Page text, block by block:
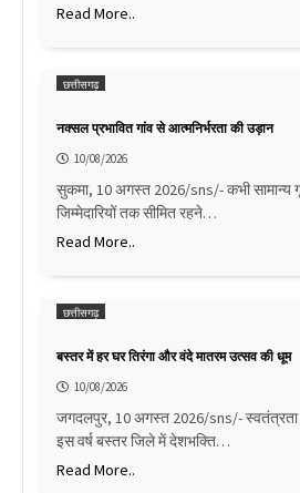
Read More..
छत्तीसगढ़
नक्सल प्रभावित गांव से आत्मनिर्भरता की उड़ान
10/08/2026
सुकमा, 10 अगस्त 2026/sns/- कभी सामान्य
जिम्मेदारियों तक सीमित रहने…
Read More..
छत्तीसगढ़
बस्तर में हर घर तिरंगा और वंदे मातरम उत्सव की धूम
10/08/2026
जगदलपुर, 10 अगस्त 2026/sns/- स्वतंत्रता
इस वर्ष बस्तर जिले में देशभक्ति…
Read More..